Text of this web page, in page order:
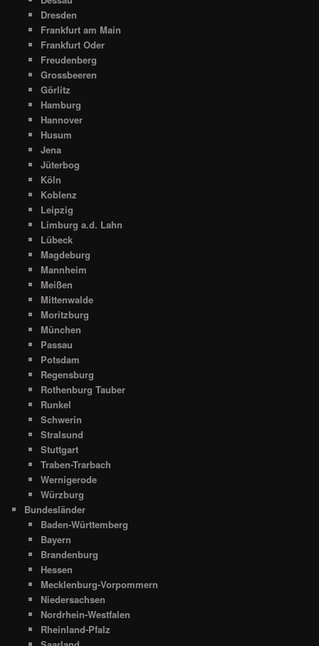
Dresden
Frankfurt am Main
Frankfurt Oder
Freudenberg
Grossbeeren
Görlitz
Hamburg
Hannover
Husum
Jena
Jüterbog
Köln
Koblenz
Leipzig
Limburg a.d. Lahn
Lübeck
Magdeburg
Mannheim
Meißen
Mittenwalde
Moritzburg
München
Passau
Potsdam
Regensburg
Rothenburg Tauber
Runkel
Schwerin
Stralsund
Stuttgart
Traben-Trarbach
Wernigerode
Würzburg
Bundesländer
Baden-Württemberg
Bayern
Brandenburg
Hessen
Mecklenburg-Vorpommern
Niedersachsen
Nordrhein-Westfalen
Rheinland-Pfalz